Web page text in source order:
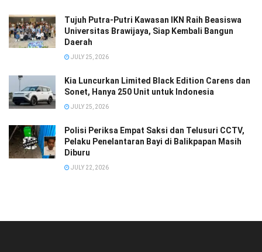
Tujuh Putra-Putri Kawasan IKN Raih Beasiswa
Universitas Brawijaya, Siap Kembali Bangun
Daerah
JULY 25, 2026
Kia Luncurkan Limited Black Edition Carens dan
Sonet, Hanya 250 Unit untuk Indonesia
JULY 25, 2026
Polisi Periksa Empat Saksi dan Telusuri CCTV,
Pelaku Penelantaran Bayi di Balikpapan Masih
Diburu
JULY 22, 2026